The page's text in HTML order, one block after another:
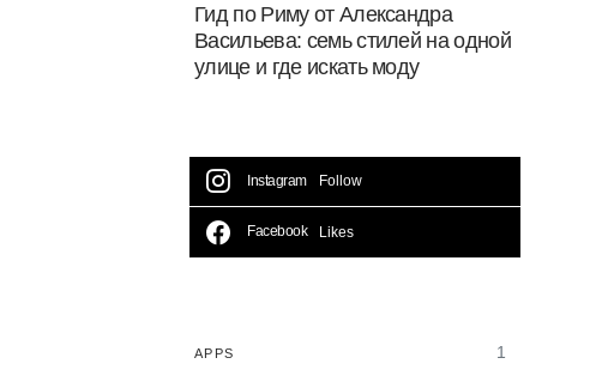
Гид по Риму от Александра
Васильева: семь стилей на одной
улице и где искать моду
Instagram Follow
Facebook Likes
APPS 1